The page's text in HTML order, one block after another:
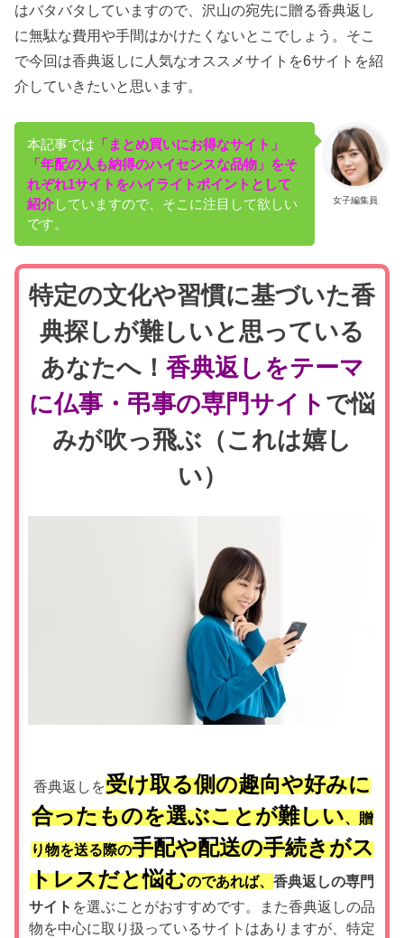
はバタバタしていますので、沢山の宛先に贈る香典返し
に無駄な費用や手間はかけたくないとこでしょう。そこ
で今回は香典返しに人気なオススメサイトを6サイトを紹
介していきたいと思います。
女子編集員
本記事では 「まとめ買いにお得なサイト」
「年配の人も納得のハイセンスな品物」をそ
れぞれ1サイトをハイライトポイントとして
紹介していますので、そこに注目して欲しい
です。
特定の文化や習慣に基づいた香
典探しが難しいと思っている
あなたへ！ 香典返しをテーマ
に仏事・弔事の専門サイト で悩
みが吹っ飛ぶ（これは嬉し
い）
香典返しを受け取る側の趣向や好みに
合ったものを選ぶことが難しい、贈
り物を送る際の手配や配送の手続きがス
トレスだと悩むのであれば、 香典返しの専門
サイト を選ぶことがおすすめです。また香典返しの品
物を中心に取り扱っているサイトはありますが、特定